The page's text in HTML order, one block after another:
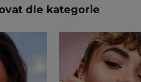
dle kategorie